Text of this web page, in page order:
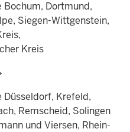
Dortmund,
Siegen-Wittgenstein,
Kreis
Krefeld,
Remscheid, Solingen
und Viersen, Rhein-